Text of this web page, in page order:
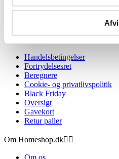
Handelsbetingelser
Fortrydelsesret
Beregnere
Cookie- og privatlivspolitik
Black Friday
Oversigt
Gavekort
Retur paller
Om Homeshop.dk 
Om os